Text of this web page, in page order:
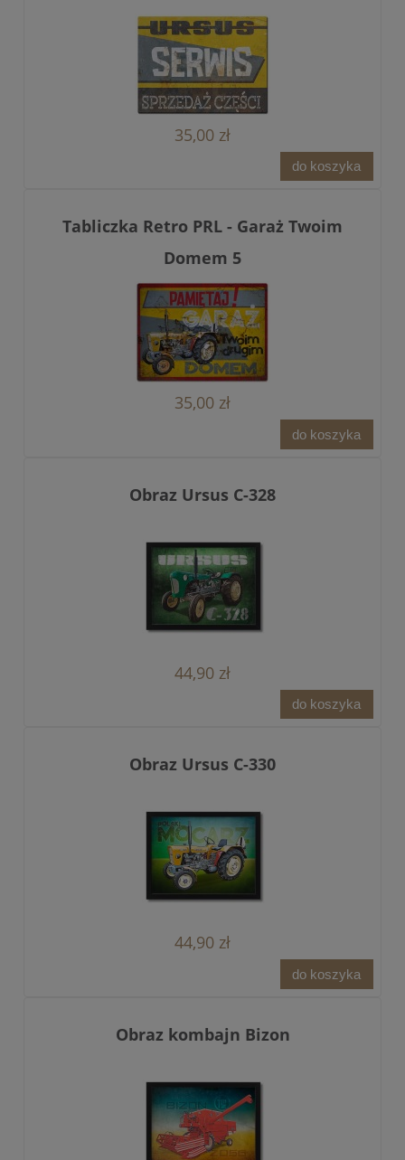
35,00 zł
do koszyka
Tabliczka Retro PRL - Garaż Twoim
Domem 5
35,00 zł
do koszyka
Obraz Ursus C-328
44,90 zł
do koszyka
Obraz Ursus C-330
44,90 zł
do koszyka
Obraz kombajn Bizon